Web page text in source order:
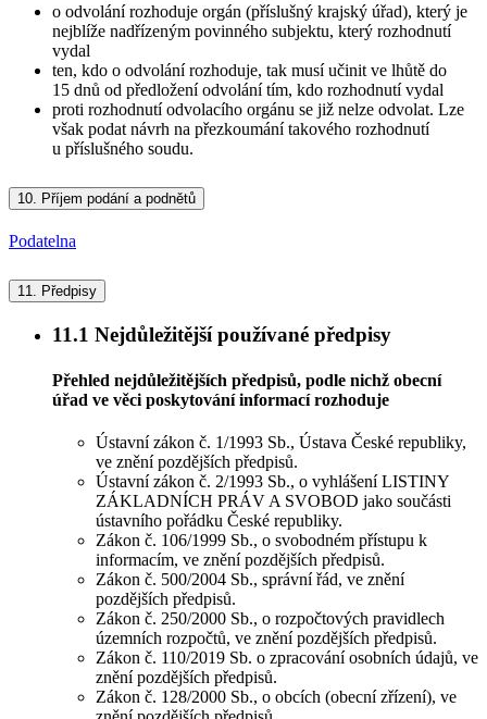
o odvolání rozhoduje orgán (příslušný krajský úřad), který je
nejblíže nadřízeným povinného subjektu, který rozhodnutí
vydal
ten, kdo o odvolání rozhoduje, tak musí učinit ve lhůtě do
15 dnů od předložení odvolání tím, kdo rozhodnutí vydal
proti rozhodnutí odvolacího orgánu se již nelze odvolat. Lze
však podat návrh na přezkoumání takového rozhodnutí
u příslušného soudu.
10. Příjem podání a podnětů
Podatelna
11. Předpisy
11.1 Nejdůležitější používané předpisy
Přehled nejdůležitějších předpisů, podle nichž obecní
úřad ve věci poskytování informací rozhoduje
Ústavní zákon č. 1/1993 Sb., Ústava České republiky,
ve znění pozdějších předpisů.
Ústavní zákon č. 2/1993 Sb., o vyhlášení LISTINY
ZÁKLADNÍCH PRÁV A SVOBOD jako součásti
ústavního pořádku České republiky.
Zákon č. 106/1999 Sb., o svobodném přístupu k
informacím, ve znění pozdějších předpisů.
Zákon č. 500/2004 Sb., správní řád, ve znění
pozdějších předpisů.
Zákon č. 250/2000 Sb., o rozpočtových pravidlech
územních rozpočtů, ve znění pozdějších předpisů.
Zákon č. 110/2019 Sb. o zpracování osobních údajů, ve
znění pozdějších předpisů.
Zákon č. 128/2000 Sb., o obcích (obecní zřízení), ve